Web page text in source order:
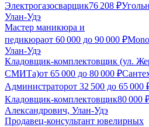
Электрогазосварщик76 208 ₽
Улан-Удэ
Мастер маникюра и
педикюраот 60 000 до 90 000 ₽
Улан-Удэ
Кладовщик-комплектовщик (ул.
СМИТа)от 65 000 до 80 000 ₽
Администраторот 32 500 до 65 000
Кладовщик-комплектовщик80 000
Александрович, Улан-Удэ
Продавец-консультант ювелирных